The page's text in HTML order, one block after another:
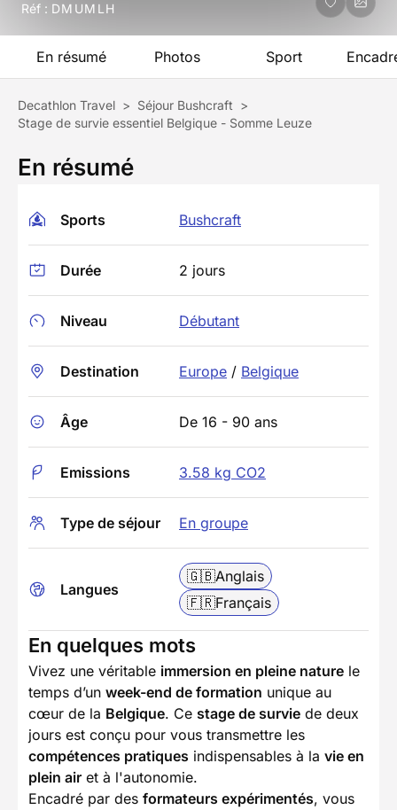
Réf : DMUMLH
En résumé Photos Sport
Decathlon Travel > Séjour Bushcraft >
Stage de survie essentiel Belgique - Somme Leuze
En résumé
Sports Bushcraft
Durée 2 jours
Niveau Débutant
Destination Europe / Belgique
Âge De 16 - 90 ans
Emissions 3.58 kg CO2
Type de séjour En groupe
Langues
🇬🇧Anglais
🇫🇷Français
En quelques mots
Vivez une véritable immersion en pleine nature le
temps d’un week-end de formation unique au
cœur de la Belgique. Ce stage de survie de deux
jours est conçu pour vous transmettre les
compétences pratiques indispensables à la vie en
plein air et à l'autonomie.
Encadré par des formateurs expérimentés, vous